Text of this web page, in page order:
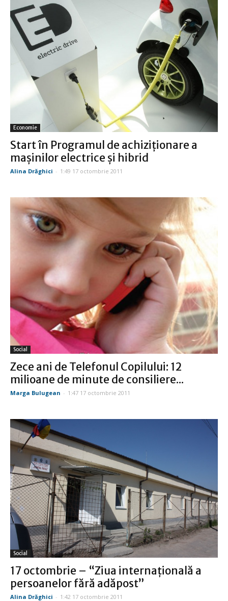
Economie
Start în Programul de achiziţionare a
maşinilor electrice şi hibrid
Alina Drăghici - 1:49 17 octombrie 2011
Social
Zece ani de Telefonul Copilului: 12
milioane de minute de consiliere...
Marga Bulugean - 1:47 17 octombrie 2011
Social
17 octombrie – “Ziua internaţională a
persoanelor fără adăpost”
Alina Drăghici - 1:42 17 octombrie 2011